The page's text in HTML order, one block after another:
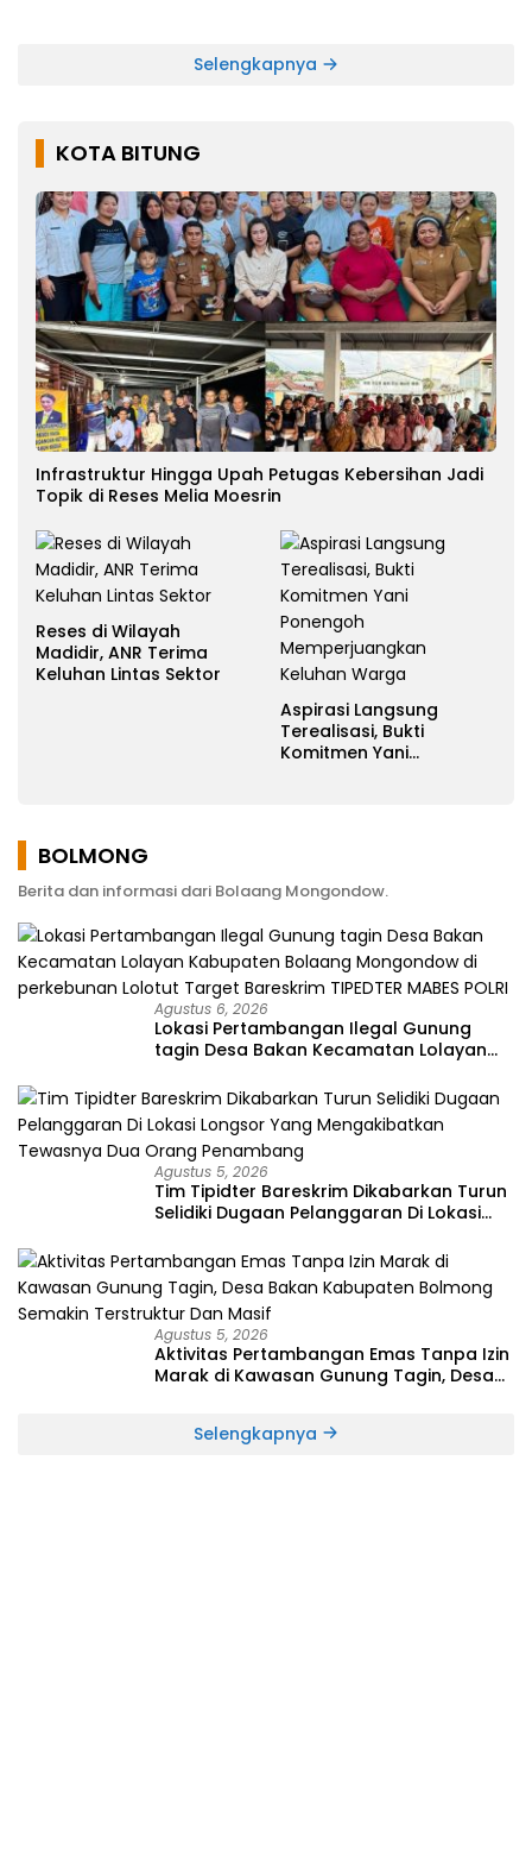
Selengkapnya
KOTA BITUNG
Infrastruktur Hingga Upah Petugas Kebersihan Jadi
Topik di Reses Melia Moesrin
Reses di Wilayah
Madidir, ANR Terima
Keluhan Lintas Sektor
Aspirasi Langsung
Terealisasi, Bukti
Komitmen Yani
BOLMONG
Berita dan informasi dari Bolaang Mongondow.
Agustus 6, 2026
Lokasi Pertambangan Ilegal Gunung
tagin Desa Bakan Kecamatan Lolayan
perkebunan Lolotut Target Bareskrim
TIPEDTER MABES POLRI
Agustus 5, 2026
Tim Tipidter Bareskrim Dikabarkan Turun
Selidiki Dugaan Pelanggaran Di Lokasi
Dua Orang Penambang
Agustus 5, 2026
Aktivitas Pertambangan Emas Tanpa Izin
Marak di Kawasan Gunung Tagin, Desa
Selengkapnya